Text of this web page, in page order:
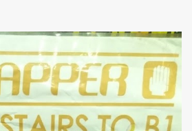
界をおおまかな図 凄く大雑把な話をしま
みて違うじゃねーか、みたいなのはい
ださいね。 とりあえずこんな感じに音
ます まずこの世の中の音楽理論には二
音楽寄りの音楽理論とジャズ寄りの音
が対極になるのかと言いますと。 まず
るかと思いますが 基本的にベースの基
ぁ中々しっかり認知出来ない低さで、
ースの音を認識しています なのでトー
は割と大ダメージになります — Takt
3月23日 5弦ベースのメリット 五弦ベー
が多い 以上終了です。ほんとにこれだ